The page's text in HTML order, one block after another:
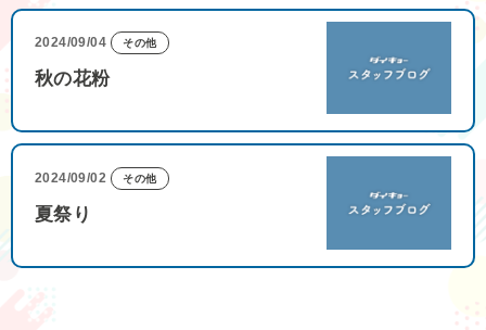
2024/09/04 その他
秋の花粉
2024/09/02 その他
夏祭り